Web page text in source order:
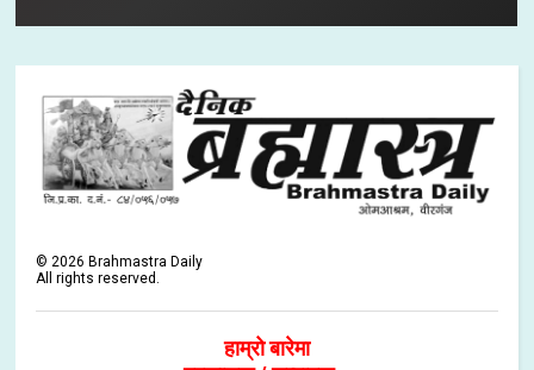
©2026 Brahmastra Daily
All rights reserved.
हाम्रो बारेमा